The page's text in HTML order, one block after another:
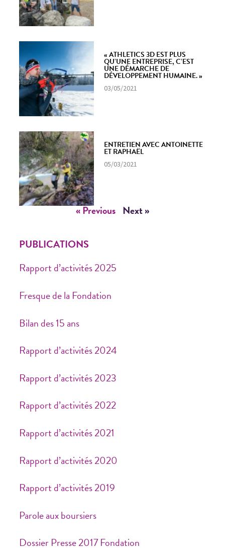
« ATHLETICS 3D EST PLUS
QU’UNE ENTREPRISE, C’EST
UNE DÉMARCHE DE
DÉVELOPPEMENT HUMAINE. »
03/05/2021
ENTRETIEN AVEC ANTOINETTE
ET RAPHAËL
05/03/2021
« Previous Next »
PUBLICATIONS
Rapport d’activités 2025
Fresque de la Fondation
Bilan des 15 ans
Rapport d’activités 2024
Rapport d’activités 2023
Rapport d’activités 2022
Rapport d’activités 2021
Rapport d’activités 2020
Rapport d’activités 2019
Parole aux boursiers
Dossier Presse 2017 Fondation